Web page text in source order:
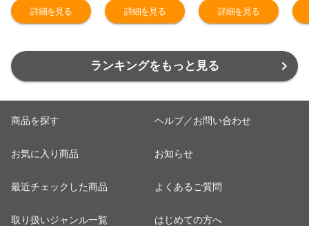
剤入り 米 お米
低温製法米 アイ
品]
詳細を見る
凍食品 松屋牛丼
当店のイチオシ
詳細を見る
り 米 お米 低温
製法米 アイリス
詳細を見る
ぶ
な
ランキングをもっと見る
商品を探す
お気に入り商品
最近チェックした商品
取り扱いジャンル一覧
ヘルプ／お問い合わせ
お知らせ
よくあるご質問
はじめての方へ